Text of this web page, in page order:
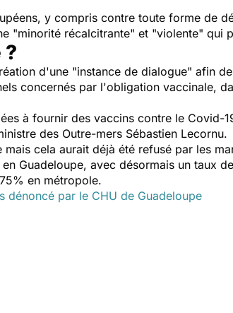
y compris contre toute forme de
"minorité récalcitrante" et "violente" qui
d'une "instance de dialogue" afin
concernés par l'obligation vaccinale,
à fournir des vaccins contre le Covid-
des Outre-mers Sébastien Lecornu.
mais cela aurait déjà été refusé par les
Guadeloupe, avec désormais un taux
en métropole.
dénoncé par le CHU de Guadeloupe